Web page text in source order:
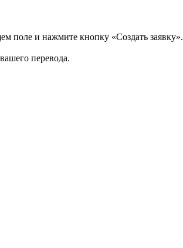
поле и нажмите кнопку «Создать заявку».
перевода.